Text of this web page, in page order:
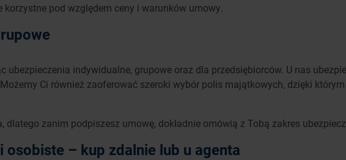
pod względem ceny i warunków umowy.
ubezpieczenia indywidualne, grupowe oraz dla przedsiębiorców. U nas
Ci również zaoferować szeroki wybór polis majątkowych, dzięki
zanim podpiszesz umowę, dokładnie omówią z Tobą zakres
– kup zdalnie lub u agenta